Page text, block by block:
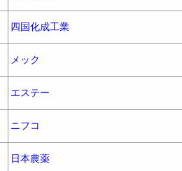
四国化成工業
メック
エステー
ニフコ
日本農薬